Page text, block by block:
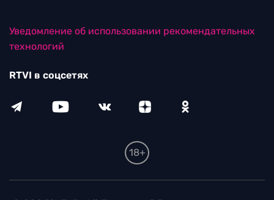
Уведомление об использовании рекомендательных
технологий
RTVI в соцсетях
18+